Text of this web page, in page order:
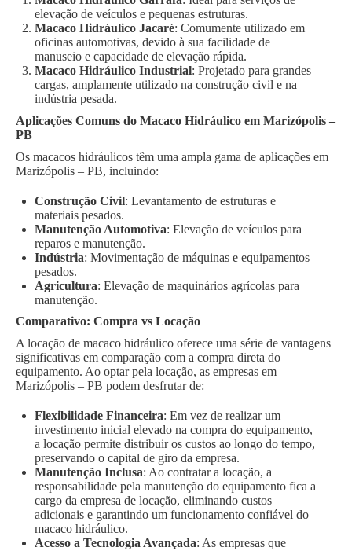
elevação de veículos e pequenas estruturas.
Macaco Hidráulico Jacaré: Comumente utilizado em
oficinas automotivas, devido à sua facilidade de
manuseio e capacidade de elevação rápida.
Macaco Hidráulico Industrial: Projetado para grandes
cargas, amplamente utilizado na construção civil e na
indústria pesada.
Aplicações Comuns do Macaco Hidráulico em Marizópolis –
PB
Os macacos hidráulicos têm uma ampla gama de aplicações em
Marizópolis – PB, incluindo:
Construção Civil: Levantamento de estruturas e
materiais pesados.
Manutenção Automotiva: Elevação de veículos para
reparos e manutenção.
Indústria: Movimentação de máquinas e equipamentos
pesados.
Agricultura: Elevação de maquinários agrícolas para
manutenção.
Comparativo: Compra vs Locação
A locação de macaco hidráulico oferece uma série de vantagens
significativas em comparação com a compra direta do
equipamento. Ao optar pela locação, as empresas em
Marizópolis – PB podem desfrutar de:
Flexibilidade Financeira: Em vez de realizar um
investimento inicial elevado na compra do equipamento,
a locação permite distribuir os custos ao longo do tempo,
preservando o capital de giro da empresa.
Manutenção Inclusa: Ao contratar a locação, a
responsabilidade pela manutenção do equipamento fica a
cargo da empresa de locação, eliminando custos
adicionais e garantindo um funcionamento confiável do
macaco hidráulico.
Acesso a Tecnologia Avançada: As empresas que